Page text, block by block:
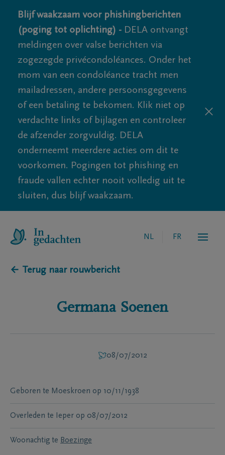
Blijf waakzaam voor phishingberichten
(poging tot oplichting) - DELA ontvangt
meldingen over valse berichten via
zogezegde privécondoléances. Onder het
mom van een condoléance tracht men
mailadressen, andere persoonsgegevens
of een betaling te bekomen. Klik niet op
verdachte links of bijlagen en controleer
de afzender zorgvuldig. DELA
onderneemt meerdere acties om dit te
voorkomen. Pogingen tot phishing en
fraude vallen echter nooit volledig uit te
sluiten, dus blijf waakzaam.
NL FR
← Terug naar rouwbericht
Germana Soenen
08/07/2012
Geboren te Moeskroen op 10/11/1938
Overleden te Ieper op 08/07/2012
Woonachtig te Boezinge